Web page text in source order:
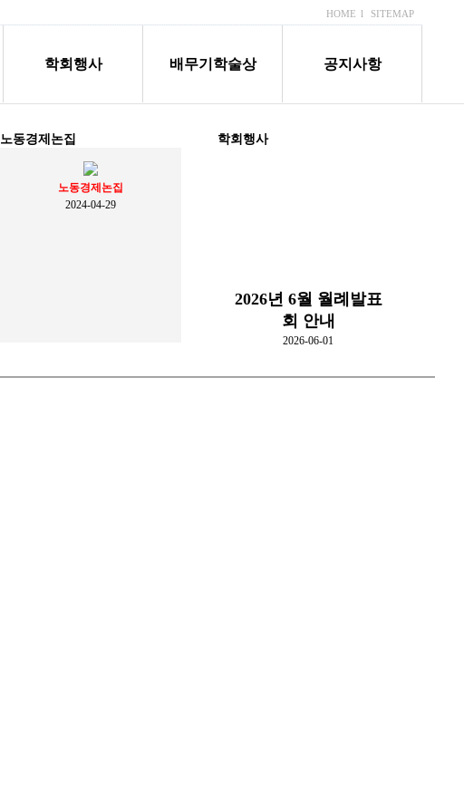
HOME l SITEMAP
학회행사 배무기학술상 공지사항
노동경제논집
노동경제논집
2024-04-29
학회행사
2026년 6월 월례발표
회 안내
2026-06-01